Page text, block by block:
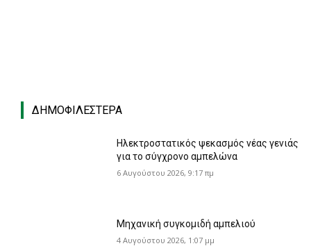
ΔΗΜΟΦΙΛΈΣΤΕΡΑ
Ηλεκτροστατικός ψεκασμός νέας γενιάς
για το σύγχρονο αμπελώνα
6 Αυγούστου 2026, 9:17 πμ
Μηχανική συγκομιδή αμπελιού
4 Αυγούστου 2026, 1:07 μμ